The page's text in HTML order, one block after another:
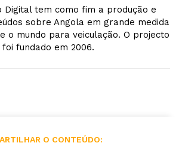
Digital tem como fim a produção e
sobre Angola em grande medida
o mundo para veiculação. O projecto
foi fundado em 2006.
O CONTEÚDO: